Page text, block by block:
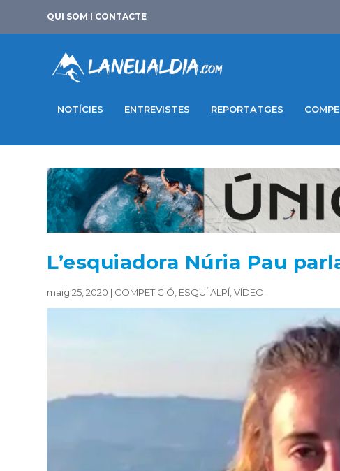
QUI SOM I CONTACTE
NOTÍCIES ENTREVISTES REPORTATGES
L’esquiadora Núria Pau
maig 25, 2020 | COMPETICIÓ ESQUÍ ALPÍ,VÍDEO